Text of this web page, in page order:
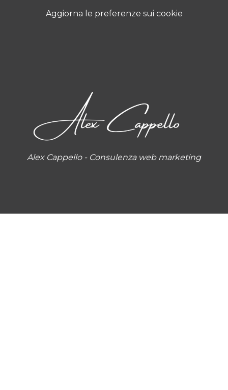
Aggiorna le preferenze sui cookie
Alex Cappello - Consulenza web marketing